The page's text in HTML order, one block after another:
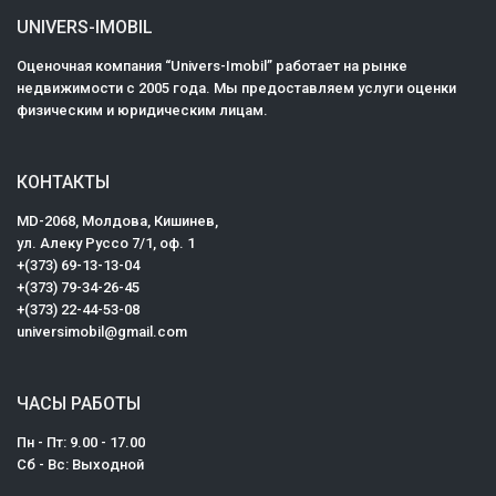
UNIVERS-IMOBIL
Оценочная компания “Univers-Imobil” работает на рынке
недвижимости с 2005 года. Мы предоставляем услуги оценки
физическим и юридическим лицам.
КОНТАКТЫ
MD-2068, Mолдова, Кишинев,
ул. Алеку Руссо 7/1, оф. 1
+(373) 69-13-13-04
+(373) 79-34-26-45
+(373) 22-44-53-08
universimobil@gmail.com
ЧАСЫ РАБОТЫ
Пн - Пт: 9.00 - 17.00
Сб - Вс: Выходной